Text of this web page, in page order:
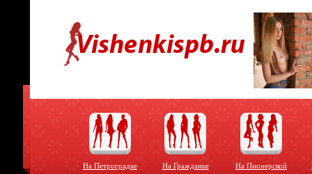
На Петроградке На Гражданке На Пионерской